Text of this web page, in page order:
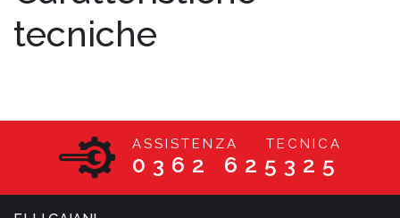
tecniche
ASSISTENZA TECNICA
0362 625325